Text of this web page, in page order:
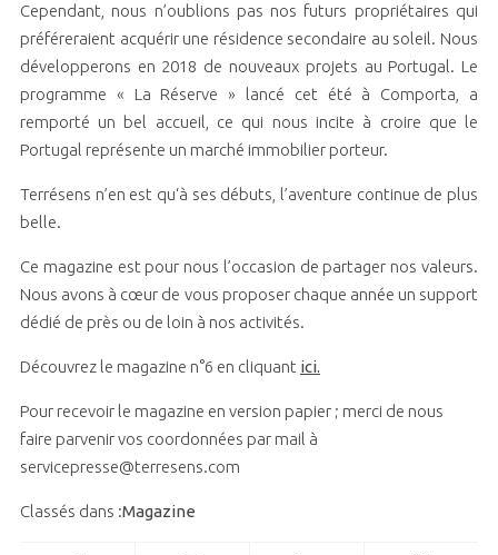
Cependant, nous n’oublions pas nos futurs propriétaires qui
préféreraient acquérir une résidence secondaire au soleil. Nous
développerons en 2018 de nouveaux projets au Portugal. Le
programme « La Réserve » lancé cet été à Comporta, a
remporté un bel accueil, ce qui nous incite à croire que le
Portugal représente un marché immobilier porteur.
Terrésens n’en est qu‘à ses débuts, l’aventure continue de plus
belle.
Ce magazine est pour nous l’occasion de partager nos valeurs.
Nous avons à cœur de vous proposer chaque année un support
dédié de près ou de loin à nos activités.
Découvrez le magazine n°6 en cliquant ici.
Pour recevoir le magazine en version papier ; merci de nous
faire parvenir vos coordonnées par mail à
servicepresse@terresens.com
Classés dans :Magazine